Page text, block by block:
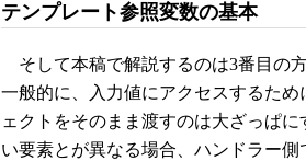
テンプレート参照変数の基本
そして本稿で解説するのは3番目の方
一般的に、入力値にアクセスするた
ェクトをそのまま渡すのは大ざっぱ
い要素とが異なる場合、ハンドラー